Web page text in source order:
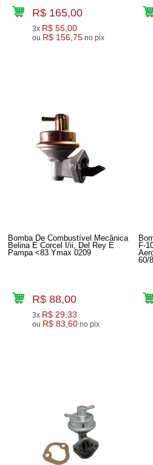
R$ 165,00
3x R$ 55,00
ou R$ 156,75 no pix
Bomba De Combustível Mecânica
Belina E Corcel I/ii, Del Rey E
Pampa <83 Ymax 0209
R$ 88,00
3x R$ 29,33
ou R$ 83,60 no pix
F-
60/